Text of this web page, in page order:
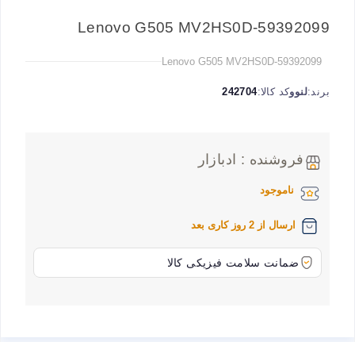
Lenovo G505 MV2HS0D-59392099
Lenovo G505 MV2HS0D-59392099
برند:لنووکد کالا:242704
فروشنده : ادبازار
ناموجود
ارسال از 2 روز کاری بعد
ضمانت سلامت فیزیکی کالا